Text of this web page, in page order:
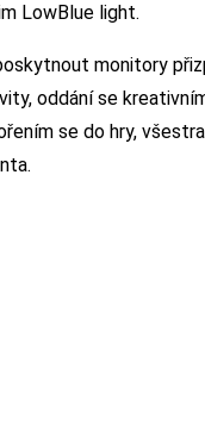
LowBlue light.
monitory
oddání se
se do hry,